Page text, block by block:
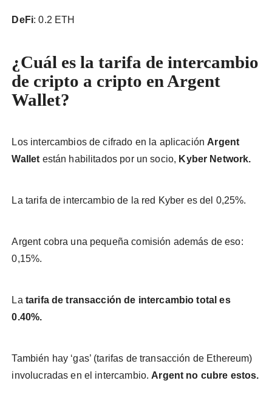
DeFi: 0.2 ETH
¿Cuál es la tarifa de intercambio
de cripto a cripto en Argent
Wallet?
Los intercambios de cifrado en la aplicación Argent
Wallet están habilitados por un socio, Kyber Network.
La tarifa de intercambio de la red Kyber es del 0,25%.
Argent cobra una pequeña comisión además de eso:
0,15%.
La tarifa de transacción de intercambio total es
0.40%.
También hay ‘gas’ (tarifas de transacción de Ethereum)
involucradas en el intercambio. Argent no cubre estos.